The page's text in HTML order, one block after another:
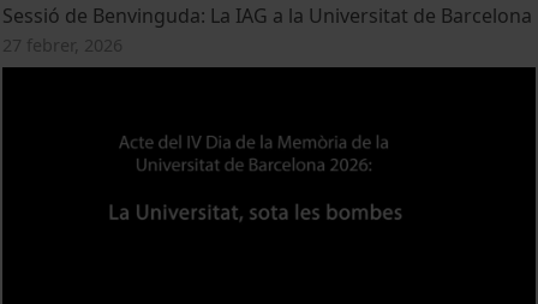
Sessió de Benvinguda: La IAG a la Universitat de Barcelona
27 febrer, 2026